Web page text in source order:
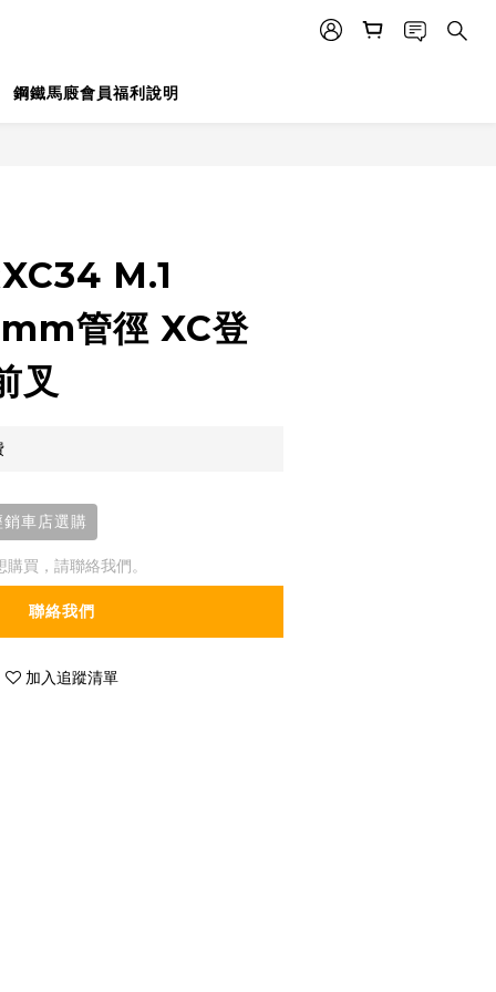
鋼鐵馬廄會員福利說明
M.1
管徑 XC登
叉
車店選購
購買，請聯絡我們。
聯絡我們
加入追蹤清單